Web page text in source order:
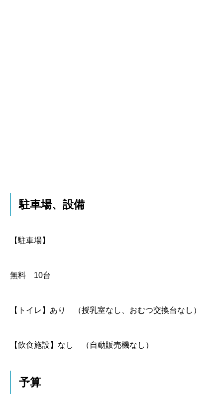
駐車場、設備
【駐車場】
無料 10台
【トイレ】 あり （授乳室なし、おむつ交換台なし）
【飲食施設】 なし （自動販売機なし）
予算